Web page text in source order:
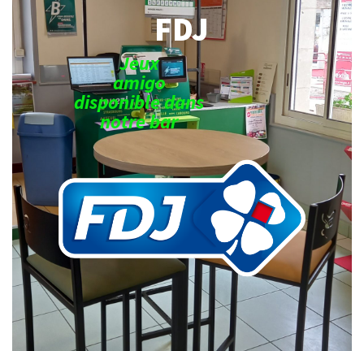
FDJ
Jeux
amigo
disponible dans
notre bar